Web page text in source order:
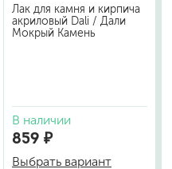
Лак для камня и кирпича
акриловый Dali / Дали
Мокрый Камень
В наличии
859 ₽
Выбрать вариант